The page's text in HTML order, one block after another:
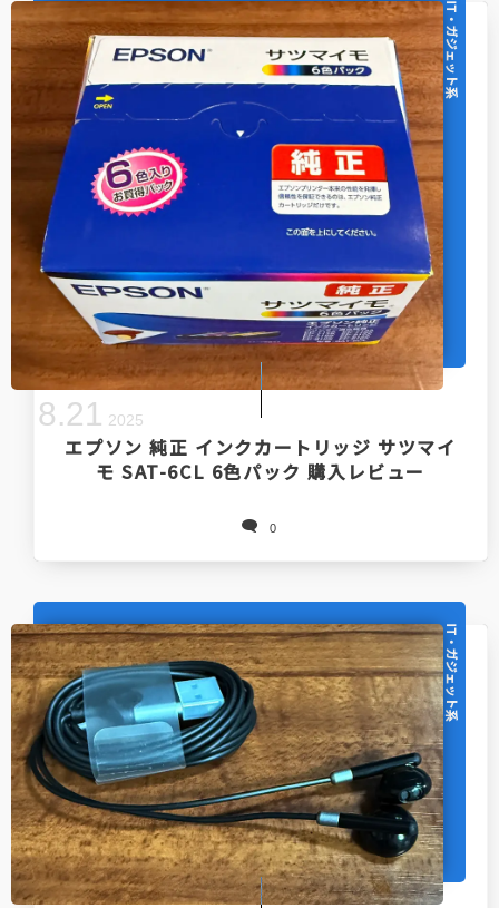
IT・ガジェット系
エプソン 純正 インクカートリッジ サツマイ
モ SAT-6CL 6色パック 購入レビュー
0
8.21 2025
IT・ガジェット系